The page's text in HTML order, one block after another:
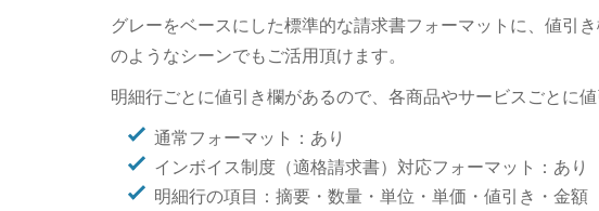
グレーをベースにした標準的な請求書フォーマットに、値引
のようなシーンでもご活用頂けます。
明細行ごとに値引き欄があるので、各商品やサービスごとに
通常フォーマット：あり
インボイス制度（適格請求書）対応フォーマット：あり
明細行の項目：摘要・数量・単位・単価・値引き・金額